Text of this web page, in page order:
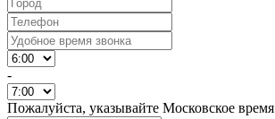
-
Пожалуйста, указывайте Московское время